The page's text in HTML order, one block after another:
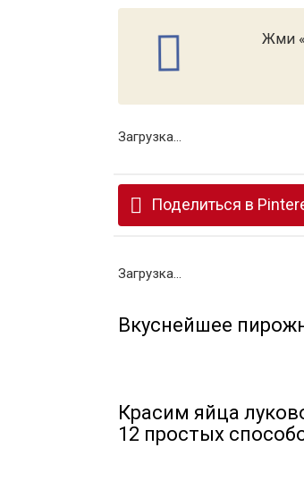
Жми
Загрузка...
Поделиться в
Загрузка...
Вкуснейшее
Красим яйца
12 простых